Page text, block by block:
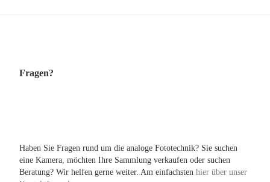
Fragen?
Haben Sie Fragen rund um die analoge Fototechnik? Sie suchen
eine Kamera, möchten Ihre Sammlung verkaufen oder suchen
Beratung? Wir helfen gerne weiter. Am einfachsten hier über unser